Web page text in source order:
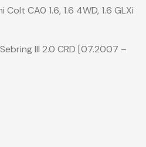
CA0 1.6, 1.6 4WD, 1.6 GLXi
III 2.0 CRD [07.2007 –